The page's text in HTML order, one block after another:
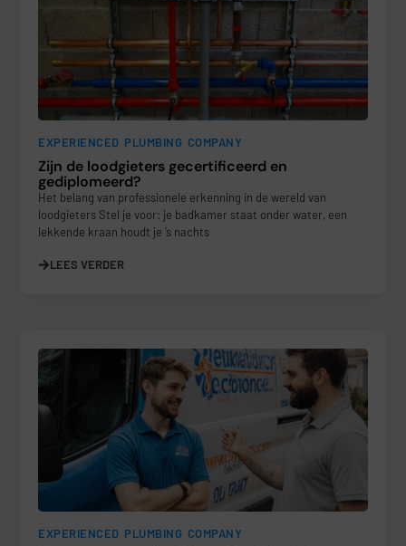
EXPERIENCED PLUMBING COMPANY
Zijn de loodgieters gecertificeerd en
gediplomeerd?
Het belang van professionele erkenning in de wereld van
loodgieters Stel je voor: je badkamer staat onder water, een
lekkende kraan houdt je ’s nachts
LEES VERDER
EXPERIENCED PLUMBING COMPANY